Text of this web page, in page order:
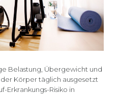
Belastung, Übergewicht und
Körper täglich ausgesetzt
Erkrankungs-Risiko in